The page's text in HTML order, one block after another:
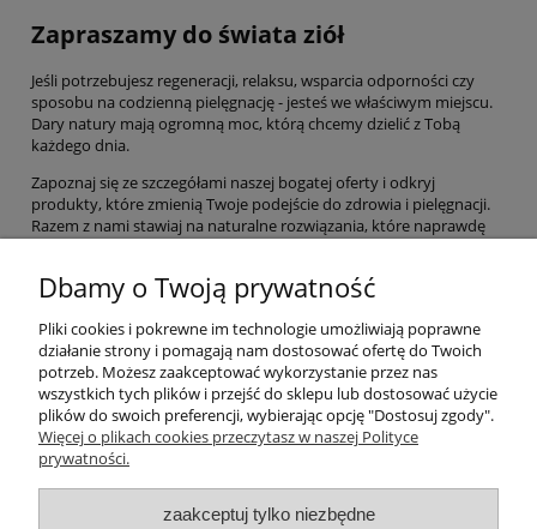
Zapraszamy do świata ziół
Jeśli potrzebujesz regeneracji, relaksu, wsparcia odporności czy
sposobu na codzienną pielęgnację - jesteś we właściwym miejscu.
Dary natury mają ogromną moc, którą chcemy dzielić z Tobą
każdego dnia.
Zapoznaj się ze szczegółami naszej bogatej oferty i odkryj
produkty, które zmienią Twoje podejście do zdrowia i pielęgnacji.
Razem z nami stawiaj na naturalne rozwiązania, które naprawdę
Pomoc
Moje konto
Informacje
Dbamy o Twoją prywatność
Pliki cookies i pokrewne im technologie umożliwiają poprawne
działanie strony i pomagają nam dostosować ofertę do Twoich
potrzeb. Możesz zaakceptować wykorzystanie przez nas
wszystkich tych plików i przejść do sklepu lub dostosować użycie
plików do swoich preferencji, wybierając opcję "Dostosuj zgody".
Więcej o plikach cookies przeczytasz w naszej Polityce
prywatności.
zaakceptuj tylko niezbędne